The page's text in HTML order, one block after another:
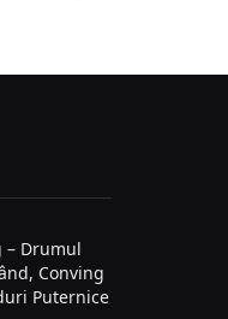
– Drumul
Conving
Puternice